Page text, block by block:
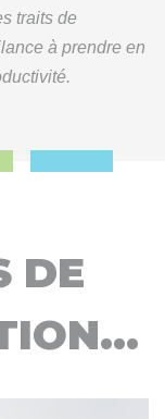
traits de
à prendre en
DE